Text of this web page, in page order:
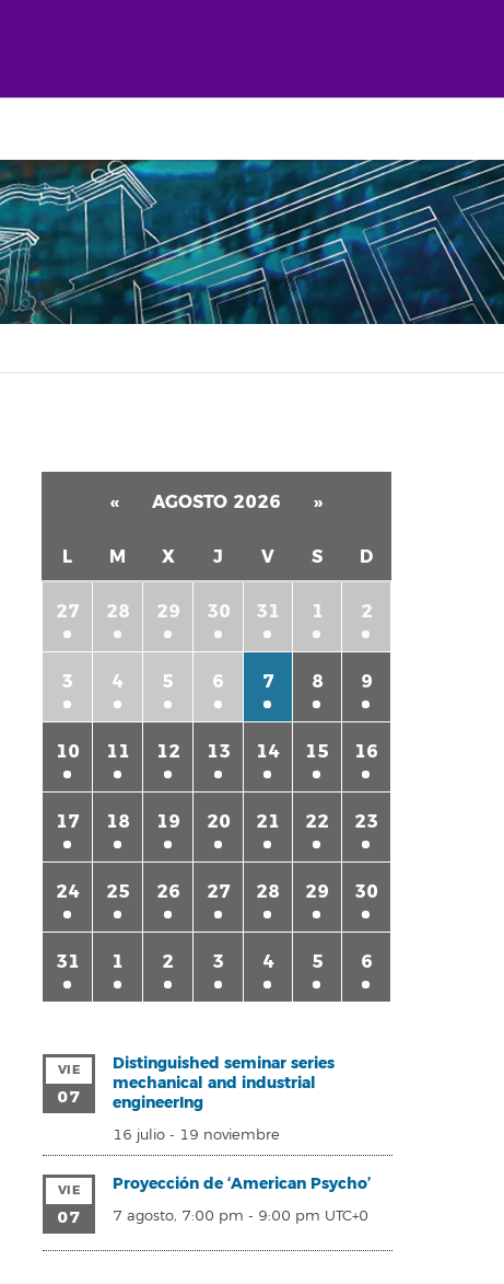
« AGOSTO 2026 »
L M X J V S D
27 28 29 30 31 1 2
3 4 5 6 7 8 9
10 11 12 13 14 15 16
17 18 19 20 21 22 23
24 25 26 27 28 29 30
31 1 2 3 4 5 6
VIE
07
Distinguished seminar series
mechanical and industrial
engineerIng
16 julio - 19 noviembre
VIE
07
Proyección de ‘American Psycho’
7 agosto, 7:00 pm - 9:00 pm UTC+0